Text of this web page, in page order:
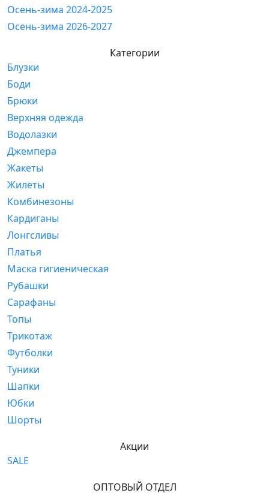
Осень-зима 2024-2025
Осень-зима 2026-2027
Категории
Блузки
Боди
Брюки
Верхняя одежда
Водолазки
Джемпера
Жакеты
Жилеты
Комбинезоны
Кардиганы
Лонгсливы
Платья
Маска гигиеническая
Рубашки
Сарафаны
Топы
Трикотаж
Футболки
Туники
Шапки
Юбки
Шорты
Акции
SALE
ОПТОВЫЙ ОТДЕЛ